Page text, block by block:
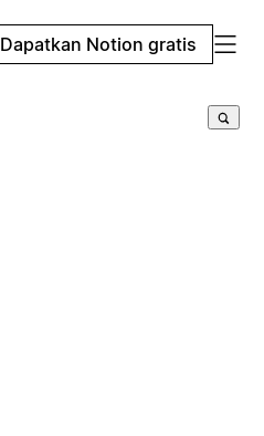
Dapatkan Notion gratis